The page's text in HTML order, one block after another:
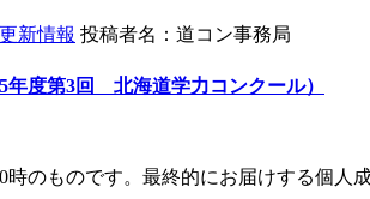
新情報 投稿者名：道コン事務局
度第3回 北海道学力コンクール）
時のものです。最終的にお届けする個人